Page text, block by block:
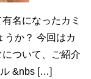
名になったカミ
うか？ 今回はカ
ついて、ご紹介
&nbs […]